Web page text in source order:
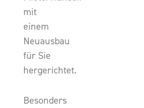
mit
einem
Neuausbau
für Sie
hergerichtet.
Besonders